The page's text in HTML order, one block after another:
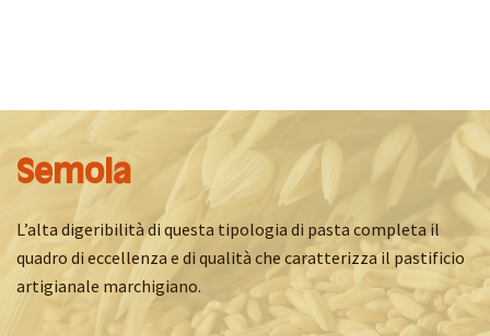
Semola
L’alta digeribilità di questa tipologia di pasta completa il
quadro di eccellenza e di qualità che caratterizza il pastificio
artigianale marchigiano.